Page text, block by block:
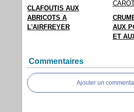
CLAFOUTIS AUX
ABRICOTS A
L'AIRFREYER
AUX
ET
Commentaires
Ajouter un